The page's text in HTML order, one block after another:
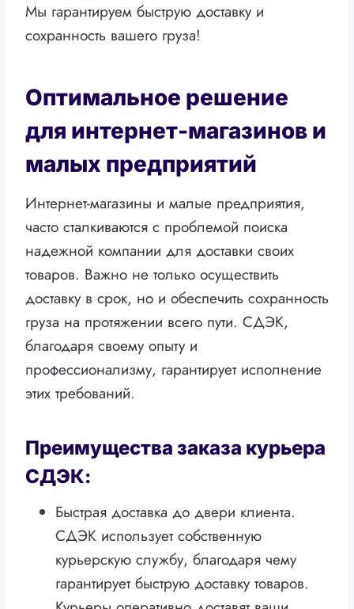
Мы гарантируем быструю доставку и
сохранность вашего груза!
Оптимальное решение
для интернет-магазинов и
малых предприятий
Интернет-магазины и малые предприятия,
часто сталкиваются с проблемой поиска
надежной компании для доставки своих
товаров. Важно не только осуществить
доставку в срок, но и обеспечить сохранность
груза на протяжении всего пути. СДЭК,
благодаря своему опыту и
профессионализму, гарантирует исполнение
этих требований.
Преимущества заказа курьера
СДЭК:
Быстрая доставка до двери клиента.
СДЭК использует собственную
курьерскую службу, благодаря чему
гарантирует быструю доставку товаров.